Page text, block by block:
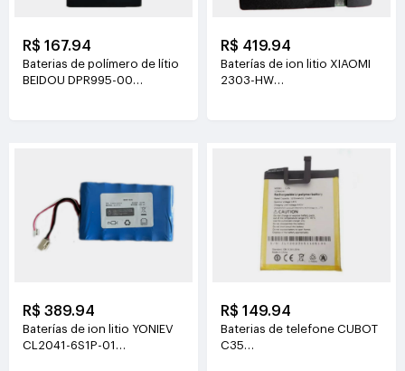
R$ 167.94
Baterias de polímero de lítio
BEIDOU DPR995-00
R$ 419.94
Baterías de ion litio XIAOMI
2303-HW
R$ 389.94
Baterías de ion litio YONIEV
CL2041-6S1P-01
R$ 149.94
Baterias de telefone CUBOT
C35